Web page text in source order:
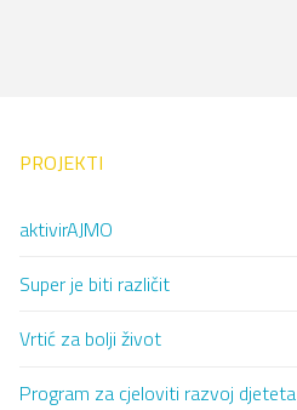
PROJEKTI
aktivirAJMO
Super je biti različit
Vrtić za bolji život
Program za cjeloviti razvoj djeteta